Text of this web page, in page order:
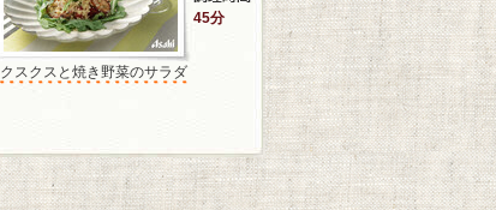
45分
クスクスと焼き野菜のサラダ